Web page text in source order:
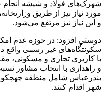
شهرک‌های فولاد و شیشه انجام
مورد نیاز نیز از طریق
و این نیاز نیز مرتفع می‌شود.
دوستي افزود: در حوزه عدم
سکونتگاه‌های غیر رسمی واقع
با کاربری تجاری و مسکونی،
و راهداری با انتخاب مشاور
بندرعباس شامل منطقه
شهر اقدام کنند.